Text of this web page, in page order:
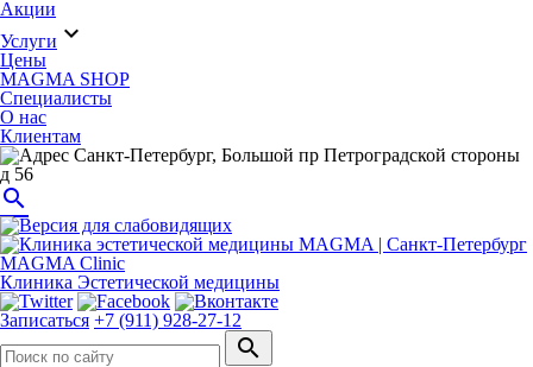
Акции
Услуги expand_more
Цены
MAGMA SHOP
Специалисты
О нас
Клиентам
Санкт-Петербург, Большой пр Петроградской стороны
д 56
search
MAGMA Clinic
Клиника Эстетической медицины
Записаться +7 (911) 928-27-12
search